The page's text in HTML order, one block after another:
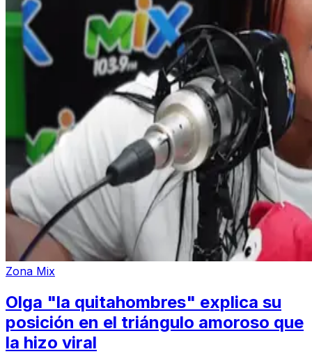
Zona Mix
Olga "la quitahombres" explica su
posición en el triángulo amoroso que
la hizo viral